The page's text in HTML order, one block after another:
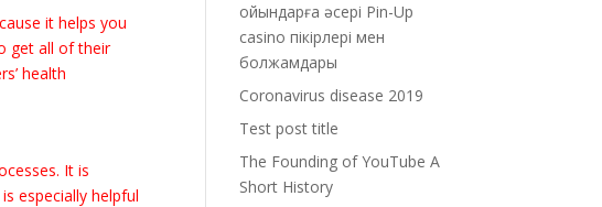
it helps you
get all of their
health
It is
especially helpful
ойындарға әсері Pin-Up
casino пікірлері мен
болжамдары
Coronavirus disease 2019
Test post title
The Founding of YouTube A
Short History